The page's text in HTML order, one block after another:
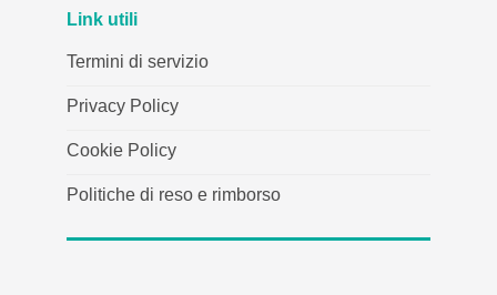
Link utili
Termini di servizio
Privacy Policy
Cookie Policy
Politiche di reso e rimborso